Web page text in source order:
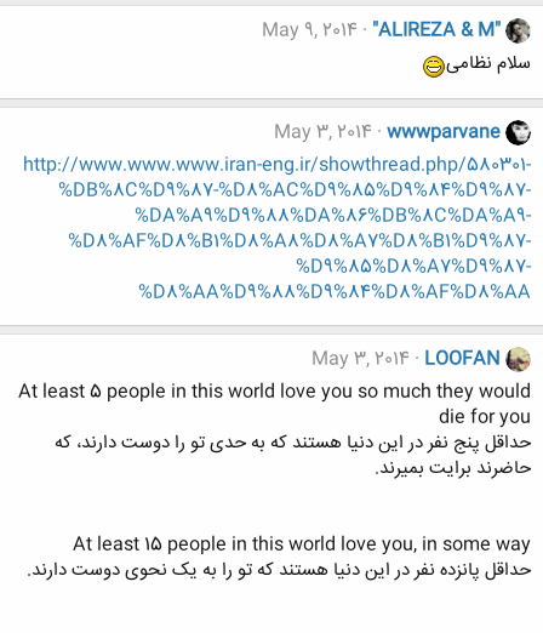
"ALIREZA & M"
May 9, 2014
سلام نظامی
wwwparvane
May 3, 2014
http://www.www.www.iran-eng.ir/showthread.php/580301-
%DB%8C%D9%87-%D8%AC%D9%85%D9%84%D9%87-
%DA%A9%D9%88%DA%86%DB%8C%DA%A9-
%D8%AF%D8%B1%D8%A8%D8%A7%D8%B1%D9%87-
%D9%85%D8%A7%D9%87-
%D8%AA%D9%88%D9%84%D8%AF%D8%AA
LOOFAN
May 3, 2014
At least 5 people in this world love you so much they would
die for you
حداقل پنج نفر در این دنیا هستند که به حدی تو را دوست دارند، که
حاضرند برایت بمیرند.
At least 15 people in this world love you, in some way
حداقل پانزده نفر در این دنیا هستند که تو را به یک نحوی دوست دارند.